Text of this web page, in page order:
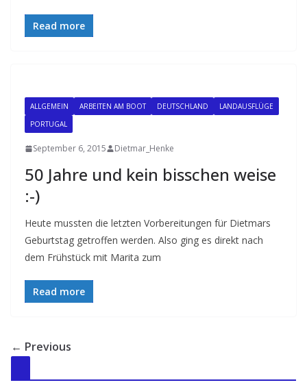
Read more
ALLGEMEIN ARBEITEN AM BOOT DEUTSCHLAND
LANDAUSFLÜGE
PORTUGAL
September 6, 2015 Dietmar_Henke
50 Jahre und kein bisschen weise
:-)
Heute mussten die letzten Vorbereitungen für Dietmars
Geburtstag getroffen werden. Also ging es direkt nach
dem Frühstück mit Marita zum
Read more
← Previous